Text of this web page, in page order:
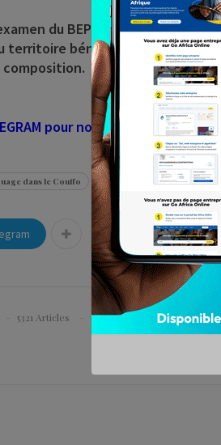
du BEPC, session de juin
territoire béninois. Au total,
pour nous suivre 24h/24,
dans le Couffo braquage des enseignants
5321 Articles
0